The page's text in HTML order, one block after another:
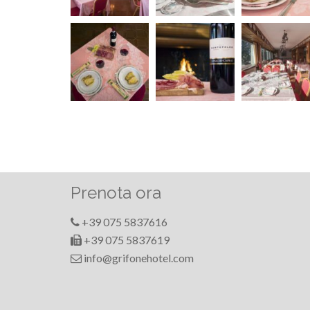
Prenota ora
+39 075 5837616
+39 075 5837619
info@grifonehotel.com